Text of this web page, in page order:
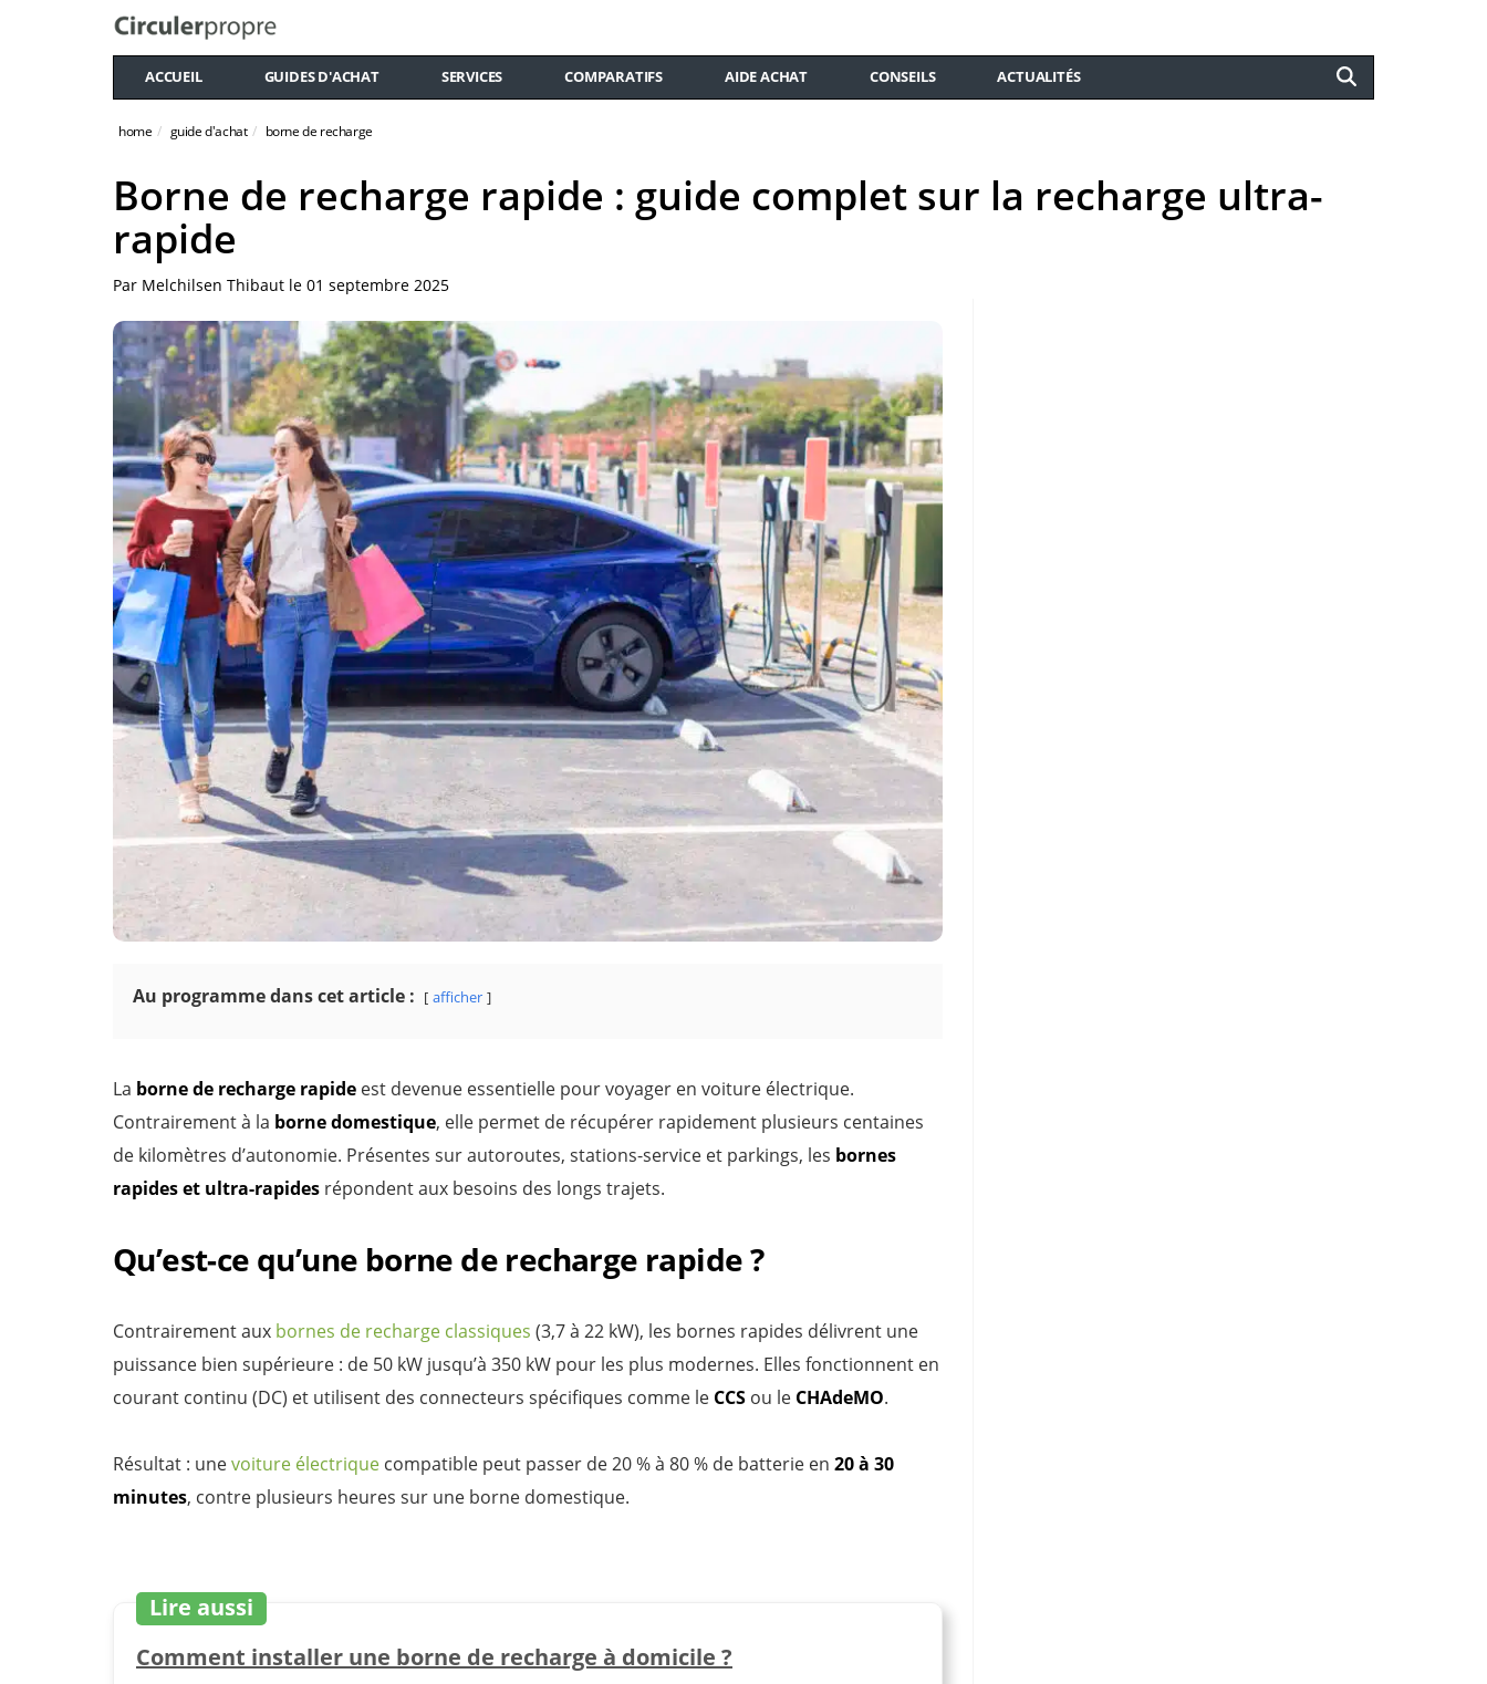
ACCUEIL GUIDES D'ACHAT SERVICES COMPARATIFS AIDE ACHAT CONSEILS ACTUALITÉS
home guide d'achat borne de recharge
Borne de recharge rapide : guide complet sur la recharge ultra-
rapide
Par Melchilsen Thibaut le 01 septembre 2025
Au programme dans cet article : afficher
La borne de recharge rapide est devenue essentielle pour voyager en voiture électrique.
Contrairement à la borne domestique, elle permet de récupérer rapidement plusieurs centaines
de kilomètres d’autonomie. Présentes sur autoroutes, stations-service et parkings, les bornes
rapides et ultra-rapides répondent aux besoins des longs trajets.
Qu’est-ce qu’une borne de recharge rapide ?
Contrairement aux bornes de recharge classiques (3,7 à 22 kW), les bornes rapides délivrent une
puissance bien supérieure : de 50 kW jusqu’à 350 kW pour les plus modernes. Elles fonctionnent en
courant continu (DC) et utilisent des connecteurs spécifiques comme le CCS ou le CHAdeMO.
Résultat : unevoiture électrique compatible peut passer de 20 % à 80 % de batterie en 20 à 30
minutes, contre plusieurs heures sur une borne domestique.
Lire aussi
Comment installer une borne de recharge à domicile ?